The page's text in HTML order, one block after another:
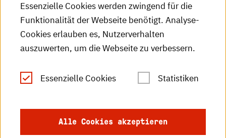
HKA-Publikationen
RSS-Feed
Leichte Sprache
Essenzielle Cookies werden zwingend für die
Funktionalität der Webseite benötigt. Analyse-
Cookies erlauben es, Nutzerverhalten
auszuwerten, um die Webseite zu verbessern.
Essenzielle Cookies Statistiken
Alle Cookies akzeptieren